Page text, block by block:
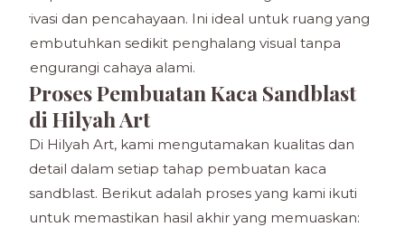
privasi dan pencahayaan. Ini ideal untuk ruang yang
membutuhkan sedikit penghalang visual tanpa
mengurangi cahaya alami.
Proses Pembuatan Kaca Sandblast
di Hilyah Art
Di Hilyah Art, kami mengutamakan kualitas dan
detail dalam setiap tahap pembuatan kaca
sandblast. Berikut adalah proses yang kami ikuti
untuk memastikan hasil akhir yang memuaskan: